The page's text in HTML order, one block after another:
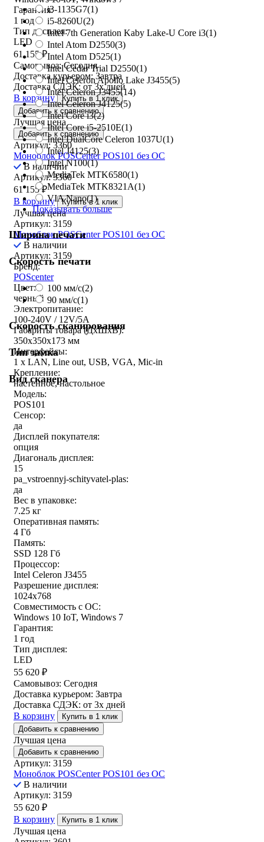
i3-1135G7(1)
i5-8260U(2)
Intel 7th Generation Kaby Lake-U Core i3(1)
Intel Atom D2550(3)
Intel Atom D525(1)
Intel Cedar Trial D2550(1)
Intel Celeron Apollo Lake J3455(5)
Intel Celeron J3455(14)
Intel Celeron J4125(5)
Intel Core i3(2)
Intel Core i5-2510E(1)
Intel DualCore Celeron 1037U(1)
Intel J4125(3)
Intel N100(1)
MediaTek MTK6580(1)
MediaTek MTK8321A(1)
VIA Nano(1)
Показывать больше
Ширина печати
Скорость печати
100 мм/с(2)
90 мм/с(1)
Скорость сканирования
Тип замка
Вид сканера
Гарантия:
1 год
Тип дисплея:
LED
61 155₽
Самовывоз:Сегодня
Доставка курьером: Завтра
Доставка СДЭК:от 3х дней
В корзину
Купить в 1 клик
Добавить к сравнению
Лучшая цена
Добавить к сравнению
Артикул: 3360
Моноблок POSCenter POS101 без ОС
В наличии
Артикул: 3360
61 155₽
В корзину
Купить в 1 клик
Лучшая цена
Артикул: 3159
Моноблок POSCenter POS101 без ОС
В наличии
Артикул: 3159
Бренд:
POScenter
Цвет:
черный
Электропитание:
100-240V / 12V/5A
Габариты товара (ДxШxВ):
350х350х173 мм
Интерфейсы:
1 x LAN, Line out, USB, VGA, Mic-in
Крепление:
настенное, настольное
Модель:
POS101
Сенсор:
да
Дисплей покупателя:
опция
Диагональ дисплея:
15
pa_vstroennyj-schityvatel-plas:
да
Вес в упаковке:
7.25 кг
Оперативная память:
4 Гб
Память:
SSD 128 Гб
Процессор:
Intel Celeron J3455
Разрешение дисплея:
1024x768
Совместимость с ОС:
Windows 10 IoT, Windows 7
Гарантия:
1 год
Тип дисплея:
LED
55 620 ₽
Самовывоз: Сегодня
Доставка курьером: Завтра
Доставка СДЭК: от 3х дней
В корзину
Купить в 1 клик
Добавить к сравнению
Лучшая цена
Добавить к сравнению
Артикул: 3159
Моноблок POSCenter POS101 без ОС
В наличии
Артикул: 3159
55 620 ₽
В корзину
Купить в 1 клик
Лучшая цена